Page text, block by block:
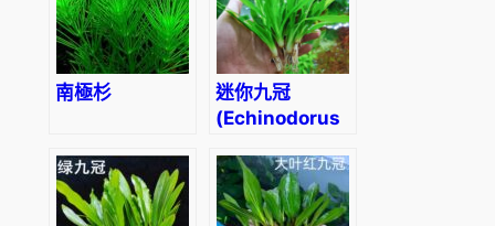
南極杉
迷你九冠
(Echinodorus